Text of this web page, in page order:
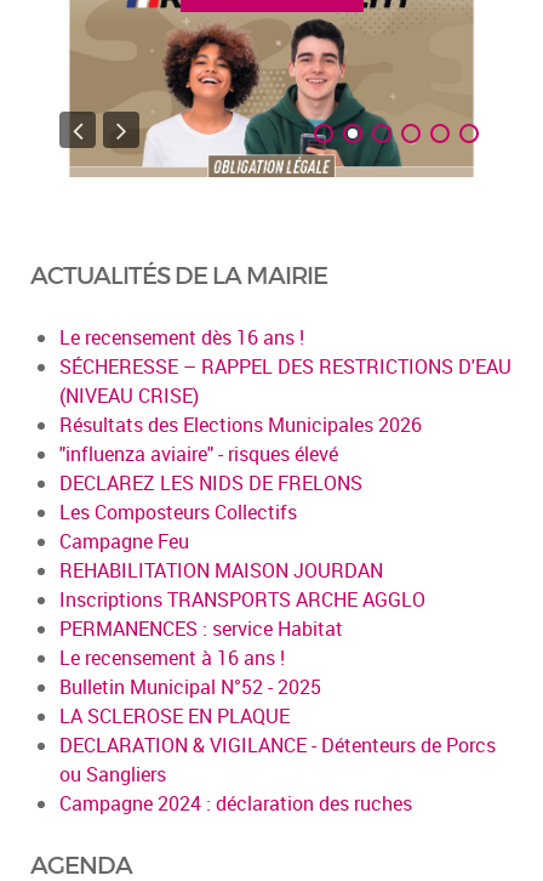
ACTUALITÉS DE LA MAIRIE
Le recensement dès 16 ans !
SÉCHERESSE – RAPPEL DES RESTRICTIONS D'EAU
(NIVEAU CRISE)
Résultats des Elections Municipales 2026
"influenza aviaire" - risques élevé
DECLAREZ LES NIDS DE FRELONS
Les Composteurs Collectifs
Campagne Feu
REHABILITATION MAISON JOURDAN
Inscriptions TRANSPORTS ARCHE AGGLO
PERMANENCES : service Habitat
Le recensement à 16 ans !
Bulletin Municipal N°52 - 2025
LA SCLEROSE EN PLAQUE
DECLARATION & VIGILANCE - Détenteurs de Porcs
ou Sangliers
Campagne 2024 : déclaration des ruches
AGENDA